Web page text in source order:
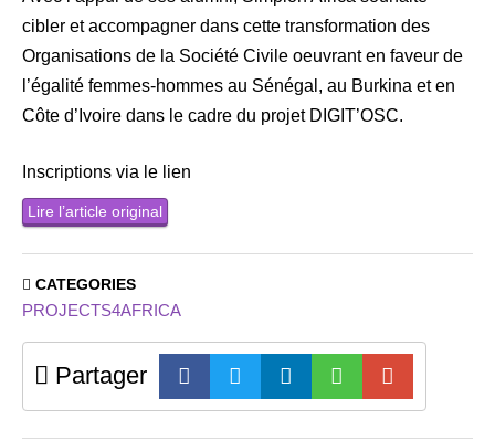
cibler et accompagner dans cette transformation des
Organisations de la Société Civile oeuvrant en faveur de
l’égalité femmes-hommes au Sénégal, au Burkina et en
Côte d’Ivoire dans le cadre du projet DIGIT’OSC.
Inscriptions via le lien
Lire l’article original
CATEGORIES
PROJECTS4AFRICA
Partager